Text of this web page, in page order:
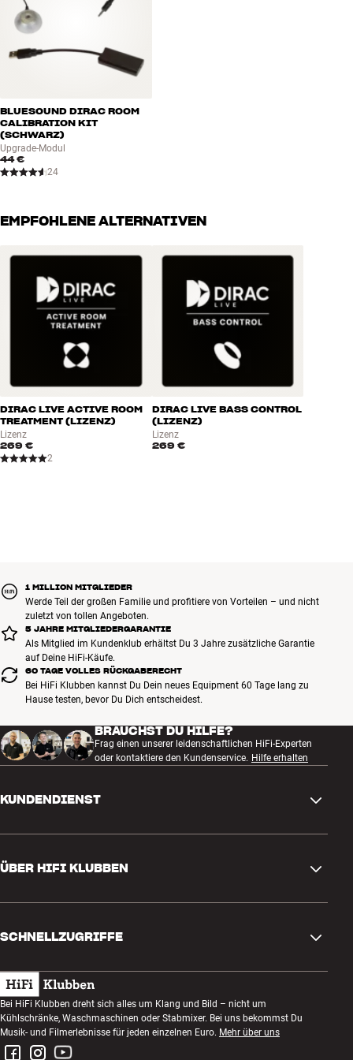
DIRAC LIVE ART (ACTIVE ROOM TREATMENT)
ART minimiert den Nachhall im Raum und kann auch die Wirkung
physischer Akustikelemente wie Bassfallen simulieren. Das macht
es viel einfacher, einen optimalen Hörraum ohne Dröhnen und
Resonanzen einzurichten. Beachte, dass ART die Vollversion von
BLUESOUND DIRAC ROOM
CALIBRATION KIT
(SCHWARZ)
Upgrade-Modul
44 €
24
EMPFOHLENE ALTERNATIVEN
DIRAC LIVE ACTIVE ROOM
TREATMENT (LIZENZ)
Lizenz
269 €
2
DIRAC LIVE BASS CONTROL
(LIZENZ)
Lizenz
269 €
1 MILLION MITGLIEDER
Werde Teil der großen Familie und profitiere von Vorteilen – und nicht
zuletzt von tollen Angeboten.
5 JAHRE MITGLIEDERGARANTIE
Als Mitglied im Kundenklub erhältst Du 3 Jahre zusätzliche Garantie
auf Deine HiFi-Käufe.
60 TAGE VOLLES RÜCKGABERECHT
Bei HiFi Klubben kannst Du Dein neues Equipment 60 Tage lang zu
Hause testen, bevor Du Dich entscheidest.
BRAUCHST DU HILFE?
Frag einen unserer leidenschaftlichen HiFi-Experten
oder kontaktiere den Kundenservice. Hilfe erhalten
KUNDENDIENST
Rückgabe und Reklamation
Bestellung widerrufen
AGB
Datenschutzerklärung
Impressum
ÜBER HIFI KLUBBEN
Kundenklub
Abend zum Zuhören
Wettbewerbe
SCHNELLZUGRIFFE
Geschenkkarte
Bauen mit Klang
Montage und Installation
Bei HiFi Klubben dreht sich alles um Klang und Bild – nicht um
Kühlschränke, Waschmaschinen oder Stabmixer. Bei uns bekommst Du
Musik- und Filmerlebnisse für jeden einzelnen Euro. Mehr über uns